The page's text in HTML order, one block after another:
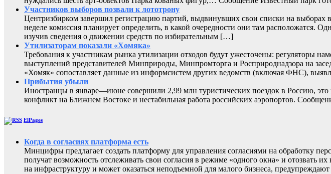
Участников выборов позвали к лототрону
Центризбирком завершил регистрацию партий, выдвинувших свои списки на выборах
неделе комиссия планирует определить, в какой очередности они там расположатся.
изучив сведения о движении средств по избирательным […]
Утилизаторам показали «Хомяка»
Требования к участникам рынка утилизации отходов будут ужесточены: регуляторы
выступлений представителей Минприроды, Минпромторга и Росприроднадзора на
«Хомяк» сопоставляет данные из информсистем других ведомств (включая ФНС),
Прибытия убыли
Иностранцы в январе—июне совершили 2,99 млн туристических поездок в Россию,
конфликт на Ближнем Востоке и нестабильная работа российских аэропортов.
ElPages
Когда в согласиях платформа есть
Минцифры предлагает создать платформу для управления согласиями на обработку
получат возможность отслеживать свои согласия в режиме «одного окна» и отозвать
на инфраструктуру и может оказаться неподъемной для малого бизнеса,